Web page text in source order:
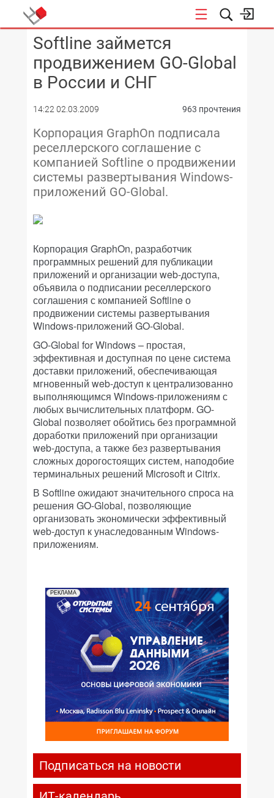
КОНФЕРЕНЦИИ
Softline займется
продвижением GO-Global
в России и СНГ
14:22 02.03.2009 963 прочтения
Корпорация GraphOn подписала
реселлерского соглашение с
компанией Softline о продвижении
системы развертывания Windows-
приложений GO-Global.
Корпорация GraphOn, разработчик
программных решений для публикации
приложений и организации web-доступа,
объявила о подписании реселлерского
соглашения с компанией Softline о
продвижении системы развертывания
Windows-приложений GO-Global.
GO-Global for Windows – простая,
эффективная и доступная по цене система
доставки приложений, обеспечивающая
мгновенный web-доступ к централизованно
выполняющимся Windows-приложениям с
любых вычислительных платформ. GO-
Global позволяет обойтись без программной
доработки приложений при организации
web-доступа, а также без развертывания
сложных дорогостоящих систем, наподобие
терминальных решений Microsoft и Citrix.
В Softline ожидают значительного спроса на
решения GO-Global, позволяющие
организовать экономически эффективный
web-доступ к унаследованным Windows-
приложениям.
РЕКЛАМА
Подписаться на новости